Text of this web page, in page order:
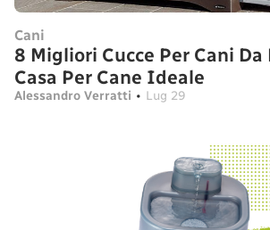
Cani
8 Migliori Cucce Per Cani Da
Casa Per Cane Ideale
Alessandro Verratti • Lug 29